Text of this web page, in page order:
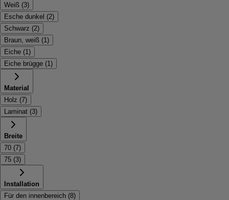
Weiß (3)
Esche dunkel (2)
Schwarz (2)
Braun, weiß (1 )
Eiche (1 )
Eiche brügge (1 )
Material
Holz (7)
Laminat (3)
Breite
70 (7)
75 (3)
Installation
Für den innenbereich (8)